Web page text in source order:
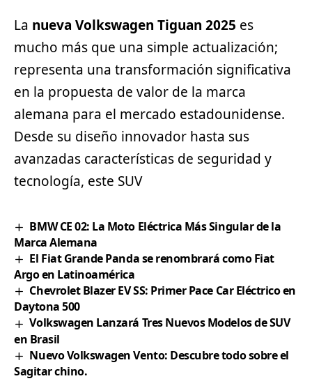
La nueva Volkswagen Tiguan 2025 es
mucho más que una simple actualización;
representa una transformación significativa
en la propuesta de valor de la marca
alemana para el mercado estadounidense.
Desde su diseño innovador hasta sus
avanzadas características de seguridad y
tecnología, este SUV
BMW CE 02: La Moto Eléctrica Más Singular de la
Marca Alemana
El Fiat Grande Panda se renombrará como Fiat
Argo en Latinoamérica
Chevrolet Blazer EV SS: Primer Pace Car Eléctrico en
Daytona 500
Volkswagen Lanzará Tres Nuevos Modelos de SUV
en Brasil
Nuevo Volkswagen Vento: Descubre todo sobre el
Sagitar chino.